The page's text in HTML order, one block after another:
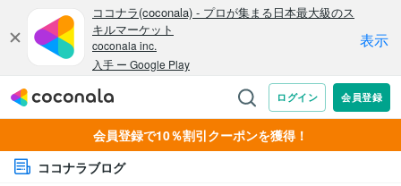
会員登録で10％割引クーポンを獲得！
ココナラブログ